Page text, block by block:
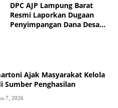
DPC AJP Lampung Barat
Resmi Laporkan Dugaan
Penyimpangan Dana Desa
Ajak Masyarakat Kelola
Sumber Penghasilan
7, 2026